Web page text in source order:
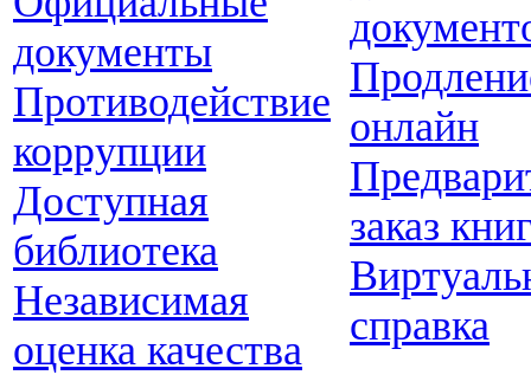
документы
Противодействие
коррупции
Доступная
библиотека
Независимая
оценка качества
онлайн
заказ
справка